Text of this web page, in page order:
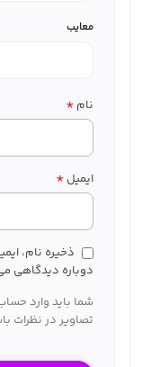
معایب
نام *
ایمیل *
ذخیره نام،
دوباره دیدگاهی
شما باید وارد
تصاویر در نظرات